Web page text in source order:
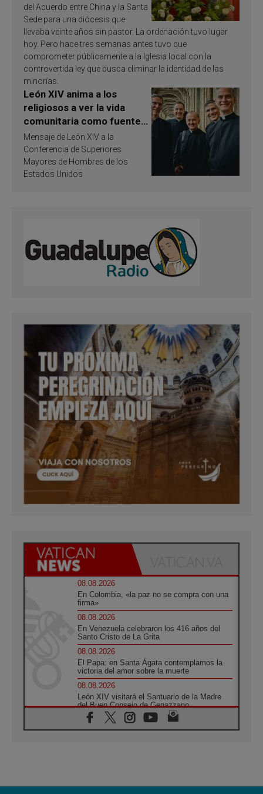
del Acuerdo entre China y la Santa
Sede para una diócesis que
llevaba veinte años sin pastor. La ordenación tuvo lugar
hoy. Pero hace tres semanas antes tuvo que
comprometer públicamente a la Iglesia local con la
controvertida ley que busca eliminar la identidad de las
minorías.
León XIV anima a los
religiosos a ver la vida
comunitaria como fuente
de inspiración y
santificación
Mensaje de León XIV a la
Conferencia de Superiores
Mayores de Hombres de los
Estados Unidos
08.08.2026
En Colombia, «la paz no se compra con una
firma»
08.08.2026
En Venezuela celebraron los 416 años del
Santo Cristo de La Grita
08.08.2026
El Papa: en Santa Ágata contemplamos la
victoria del amor sobre la muerte
08.08.2026
León XIV visitará el Santuario de la Madre
del Buen Consejo de Genazzano
07.08.2026
Filipinas: el Vicariato Apostólico de Calapán
07.08.2026